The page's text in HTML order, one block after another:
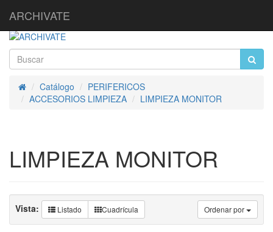
ARCHIVATE
InicioCatálogo
PERIFERICOS
ACCESORIOS LIMPIEZA
LIMPIEZA MONITOR
LIMPIEZA MONITOR
Ordenar por
Vista: Listado Cuadrícula